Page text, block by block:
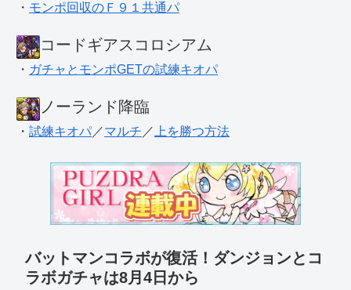
・ モンポ回収のＦ９１共通パ
コードギアスコロシアム
・ ガチャとモンポGETの試練キオパ
ノーランド降臨
・ 試練キオパ ／マルチ ／ 上を勝つ方法
バットマンコラボが復活！ダンジョンとコ
ラボガチャは8月4日から